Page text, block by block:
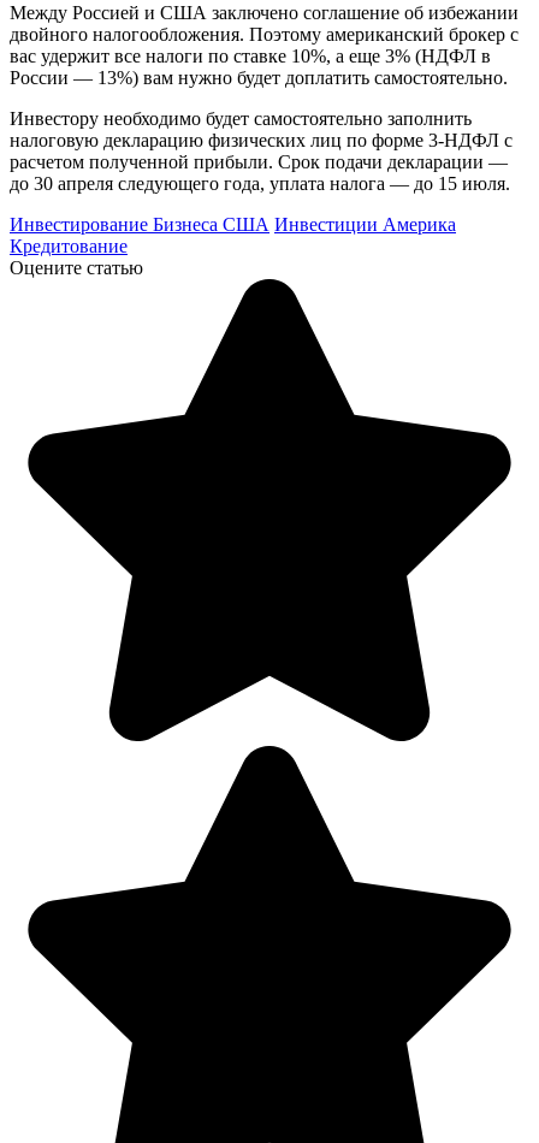
Между Россией и США заключено соглашение об избежании
двойного налогообложения. Поэтому американский брокер с
вас удержит все налоги по ставке 10%, а еще 3% (НДФЛ в
России — 13%) вам нужно будет доплатить самостоятельно.
Инвестору необходимо будет самостоятельно заполнить
налоговую декларацию физических лиц по форме 3-НДФЛ с
расчетом полученной прибыли. Срок подачи декларации —
до 30 апреля следующего года, уплата налога — до 15 июля.
Инвестирование Бизнеса США Инвестиции Америка
Кредитование
Оцените статью